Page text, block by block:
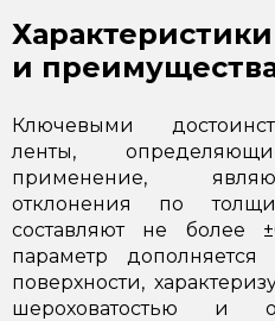
Характеристики
и
Ключевыми
ленты,
применение,
отклонения по
составляют не более
параметр
поверхности,
шероховатостью и